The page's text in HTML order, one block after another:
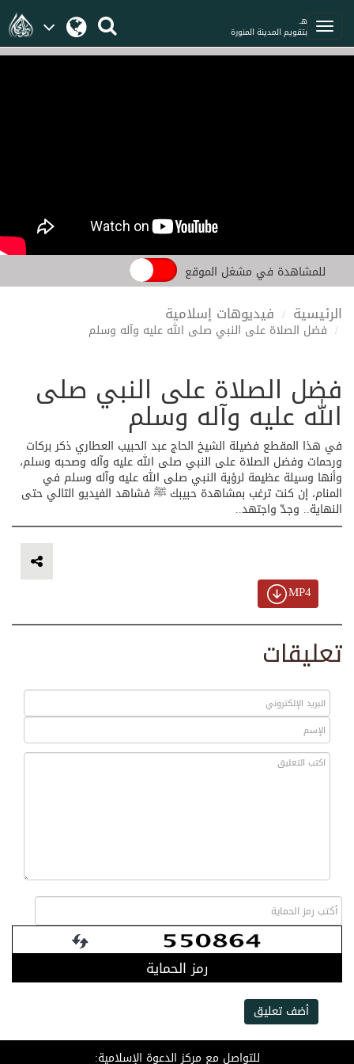
هـ
بتقويم المدينة المنورة
للمشاهدة في مشغل الموقع
الرئيسية فيديوهات إسلامية
فضل الصلاة على النبي صلى الله عليه وآله وسلم
فضل الصلاة على النبي صلى
الله عليه وآله وسلم
في هذا المقطع فضيلة الشيخ الحاج عبد الحبيب العطاري ذكر بركات
ورحمات وفضل الصلاة على النبي صلى الله عليه وآله وصحبه وسلم،
وأنها وسيلة عظيمة لرؤية النبي صلى الله عليه وآله وسلم في
المنام، إن كنت ترغب بمشاهدة حبيبك ﷺ فشاهد الفيديو التالي حتى
النهاية.. وجدّ واجتهد..
MP4
تعليقات
رمز الحماية
أضف تعليق
للتواصل مع مركز الدعوة الإسلامية: